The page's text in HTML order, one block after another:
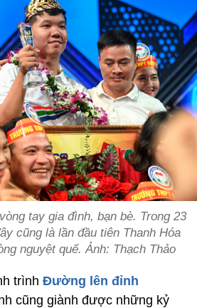
tay gia đình, bạn bè. Trong 23
cũng là lần đầu tiên Thanh Hóa
nguyệt quế. Ảnh: Thạch Thảo
trình Đường lên đỉnh
cũng giành được những kỷ